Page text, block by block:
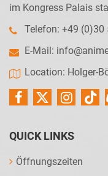
im Kongress Palais
Telefon: +49 (0)30
E-Mail:
Location: Holger-
QUICK LINKS
Öffnungszeiten